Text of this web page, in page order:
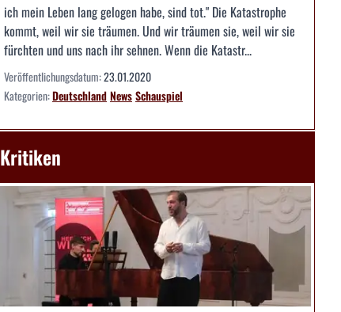
ich mein Leben lang gelogen habe, sind tot." Die Katastrophe
kommt, weil wir sie träumen. Und wir träumen sie, weil wir sie
fürchten und uns nach ihr sehnen. Wenn die Katastr...
Veröffentlichungsdatum:23.01.2020
Kategorien:DeutschlandNewsSchauspiel
Kritiken